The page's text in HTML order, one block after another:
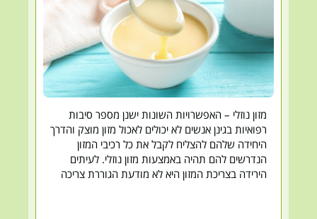
מזון נוזלי – האפשרויות השונות ישנן מספר סיבות
רפואיות בגינן אנשים לא יכולים לאכול מזון מוצק והדרך
היחידה שלהם להצליח לקבל את כל רכיבי המזון
הנדרשים להם תהיה באמצעות מזון נוזלי. לעיתים
הירידה בצריכת המזון היא לא מודעת הגוררת צריכה